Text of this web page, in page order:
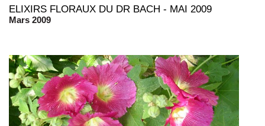
ELIXIRS FLORAUX DU DR BACH - MAI 2009
Mars 2009